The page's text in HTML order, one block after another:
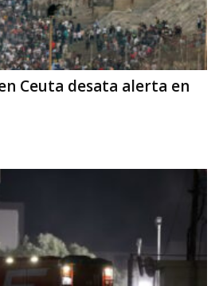
Ceuta desata alerta en